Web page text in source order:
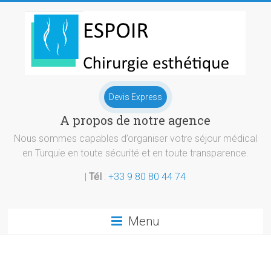
Chirurgie
esthetique
Turquie
Devis Express
A propos de notre agence
Nous sommes capables d’organiser votre séjour médical
en Turquie en toute sécurité et en toute transparence.
|Tél :+33 9 80 80 44 74
Menu